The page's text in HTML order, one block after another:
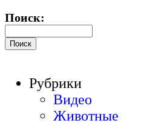
Поиск:
Рубрики
Видео
Животные